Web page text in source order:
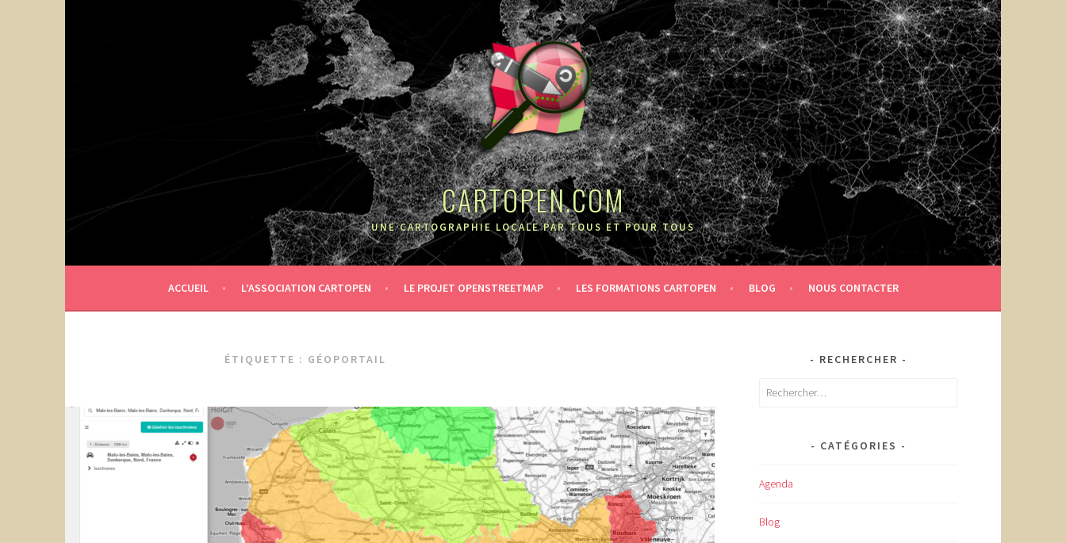
CARTOPEN.COM
UNE CARTOGRAPHIE LOCALE PAR TOUS ET POUR TOUS
ACCUEIL L’ASSOCIATION CARTOPEN LE PROJET OPENSTREETMAP LES FORMATIONS CARTOPEN BLOG NOUS CONTACTER
ÉTIQUETTE : GÉOPORTAIL
RECHERCHER
Rechercher :
CATÉGORIES
Agenda
Blog